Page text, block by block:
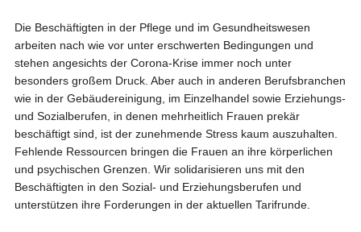
Die Beschäftigten in der Pflege und im Gesundheitswesen
arbeiten nach wie vor unter erschwerten Bedingungen und
stehen angesichts der Corona-Krise immer noch unter
besonders großem Druck. Aber auch in anderen Berufsbranchen
wie in der Gebäudereinigung, im Einzelhandel sowie Erziehungs-
und Sozialberufen, in denen mehrheitlich Frauen prekär
beschäftigt sind, ist der zunehmende Stress kaum auszuhalten.
Fehlende Ressourcen bringen die Frauen an ihre körperlichen
und psychischen Grenzen. Wir solidarisieren uns mit den
Beschäftigten in den Sozial- und Erziehungsberufen und
unterstützen ihre Forderungen in der aktuellen Tarifrunde.